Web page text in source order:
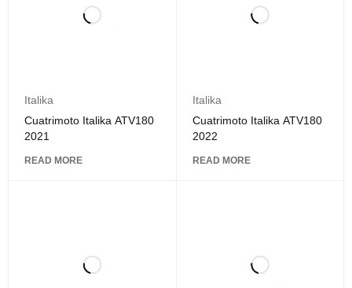
Italika
Cuatrimoto Italika ATV180
2021
READ MORE
Italika
Cuatrimoto Italika ATV180
2022
READ MORE